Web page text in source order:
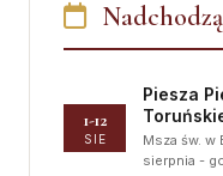
1-12
SIE
Piesza
Msza św. w
sierpnia -